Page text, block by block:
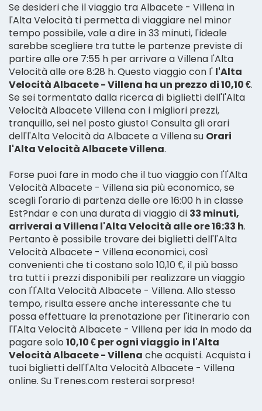
Se desideri che il viaggio tra Albacete - Villena in
l'Alta Velocità ti permetta di viaggiare nel minor
tempo possibile, vale a dire in 33 minuti, l'ideale
sarebbe scegliere tra tutte le partenze previste di
partire alle ore 7:55 h per arrivare a Villena l'Alta
Velocità alle ore 8:28 h. Questo viaggio con l' l'Alta
Velocità Albacete - Villena ha un prezzo di 10,10 €.
Se sei tormentato dalla ricerca di biglietti dell'l'Alta
Velocità Albacete Villena con i migliori prezzi,
tranquillo, sei nel posto giusto! Consulta gli orari
dell'l'Alta Velocità da Albacete a Villena su Orari
l'Alta Velocità Albacete Villena.
Forse puoi fare in modo che il tuo viaggio con l'l'Alta
Velocità Albacete - Villena sia più economico, se
scegli l'orario di partenza delle ore 16:00 h in classe
Est?ndar e con una durata di viaggio di 33 minuti,
arriverai a Villena l'Alta Velocità alle ore 16:33 h.
Pertanto è possibile trovare dei biglietti dell'l'Alta
Velocità Albacete - Villena economici, così
convenienti che ti costano solo 10,10 €, il più basso
tra tutti i prezzi disponibili per realizzare un viaggio
con l'l'Alta Velocità Albacete - Villena. Allo stesso
tempo, risulta essere anche interessante che tu
possa effettuare la prenotazione per l'itinerario con
l'l'Alta Velocità Albacete - Villena per ida in modo da
pagare solo 10,10 € per ogni viaggio in l'Alta
Velocità Albacete - Villena che acquisti. Acquista i
tuoi biglietti dell'l'Alta Velocità Albacete - Villena
online. Su Trenes.com resterai sorpreso!